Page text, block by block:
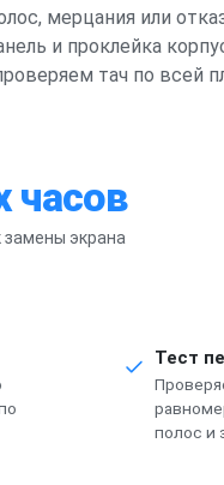
мерцания или
и проклейка
тач по всей
часов
замены экрана
Тест
полос и